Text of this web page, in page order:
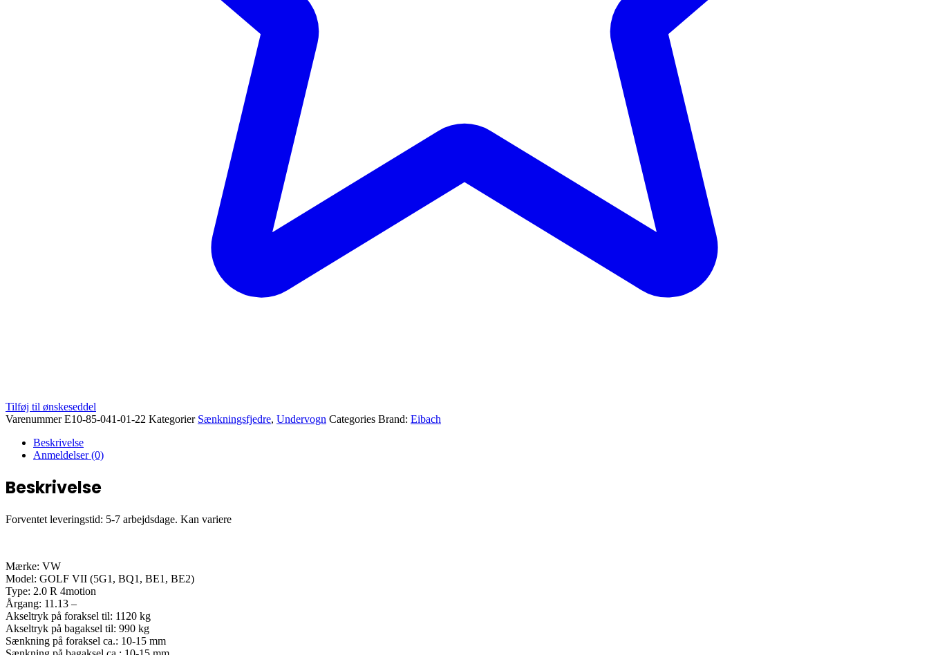
Tilføj til ønskeseddel
VarenummerE10-85-041-01-22 Kategorier Sænkningsfjedre, Undervogn Categories Brand: Eibach
Beskrivelse
Anmeldelser (0)
Beskrivelse
Forventet leveringstid: 5-7 arbejdsdage. Kan variere
Mærke: VW
Model: GOLF VII (5G1, BQ1, BE1, BE2)
Type: 2.0 R 4motion
Årgang: 11.13 –
Akseltryk på foraksel til: 1120 kg
Akseltryk på bagaksel til: 990 kg
Sænkning på foraksel ca.: 10-15 mm